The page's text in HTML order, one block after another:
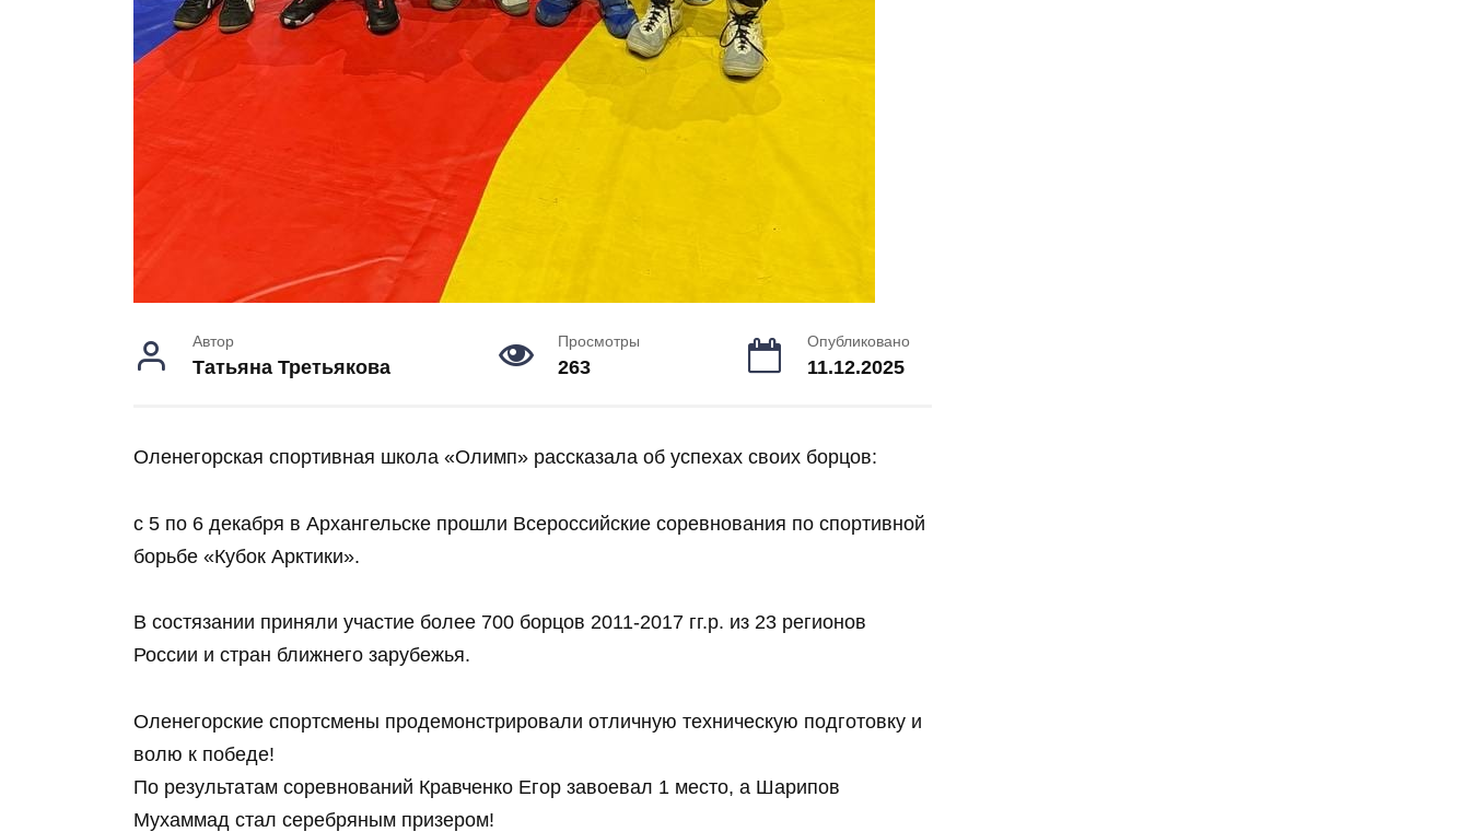
Автор
Татьяна Третьякова
Просмотры
263
Опубликовано
11.12.2025
Оленегорская спортивная школа «Олимп» рассказала об успехах своих борцов:
с 5 по 6 декабря в Архангельске прошли Всероссийские соревнования по спортивной
борьбе «Кубок Арктики».
В состязании приняли участие более 700 борцов 2011-2017 гг.р. из 23 регионов
России и стран ближнего зарубежья.
Оленегорские спортсмены продемонстрировали отличную техническую подготовку и
волю к победе!
По результатам соревнований Кравченко Егор завоевал 1 место, а Шарипов
Мухаммад стал серебряным призером!